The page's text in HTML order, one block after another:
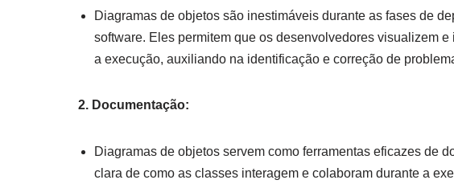
Diagramas de objetos são inestimáveis durante as fases de
software. Eles permitem que os desenvolvedores visualizem
a execução, auxiliando na identificação e correção de
2. Documentação:
Diagramas de objetos servem como ferramentas eficazes de
clara de como as classes interagem e colaboram durante a